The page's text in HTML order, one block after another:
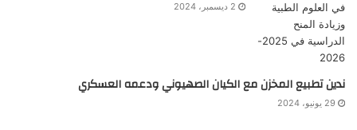
2 ديسمبر، 2024
ندين تطبيع المخزن مع الكيان الصهيوني ودعمه العسكري
29 يونيو، 2024